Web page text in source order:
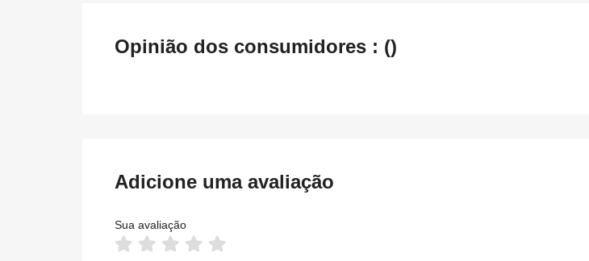
Opinião dos consumidores : ()
Adicione uma avaliação
Sua avaliação